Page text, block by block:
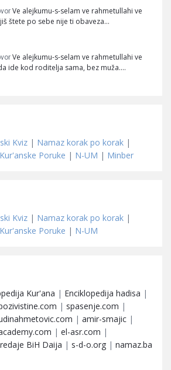
Ve alejkumu-s-selam ve rahmetullahi ve
štete po sebe nije ti obaveza…
Ve alejkumu-s-selam ve rahmetullahi ve
ide kod roditelja sama, bez muža.…
Kviz | Namaz korak po korak |
Kur'anske Poruke | N-UM | Minber
Kviz | Namaz korak po korak |
Kur'anske Poruke | N-UM
Kur'ana | Enciklopedija hadisa |
| spasenje.com |
| amir-smajic |
| el-asr.com |
BiH Daija | s-d-o.org | namaz.ba